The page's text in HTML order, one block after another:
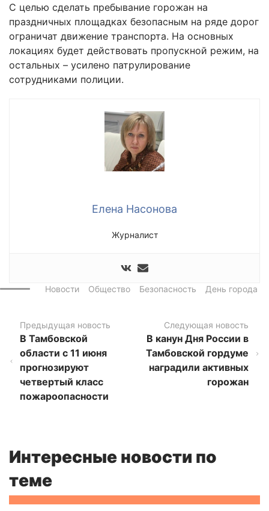
С целью сделать пребывание горожан на
праздничных площадках безопасным на ряде дорог
ограничат движение транспорта. На основных
локациях будет действовать пропускной режим, на
остальных – усилено патрулирование
сотрудниками полиции.
Елена Насонова
Журналист
Новости Общество Безопасность День города
Предыдущая новость
В Тамбовской
области с 11 июня
прогнозируют
четвертый класс
пожароопасности
Следующая новость
В канун Дня России в
Тамбовской гордуме
наградили активных
горожан
Интересные новости по
теме